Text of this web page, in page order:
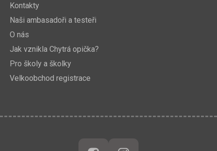
Kontakty
Naši ambasadoři a testeři
O nás
Jak vznikla Chytrá opička?
Pro školy a školky
Velkoobchod registrace